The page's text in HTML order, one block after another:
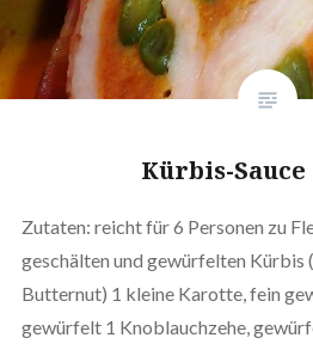
Kürbis-
Zutaten: reicht für 6 Personen zu
geschälten und gewürfelten
Butternut) 1 kleine Karotte, fein
gewürfelt 1 Knoblauchzehe,